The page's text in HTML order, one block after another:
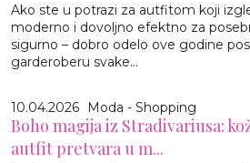
Ako ste u potrazi za autfitom koji
moderno i dovoljno efektno za
sigurno – dobro odelo ove godine
garderoberu svake...
10.04.2026 Moda - Shopping
Boho magija iz Stradivariusa:
autfit pretvara u m...